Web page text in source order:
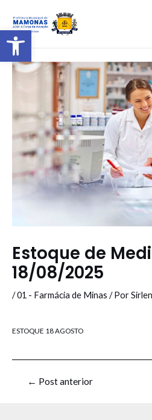
Barra de
Estoque de
18/08/2025
/01 - Farmácia de Minas / Por
ESTOQUE 18 AGOSTO
← Post anterior